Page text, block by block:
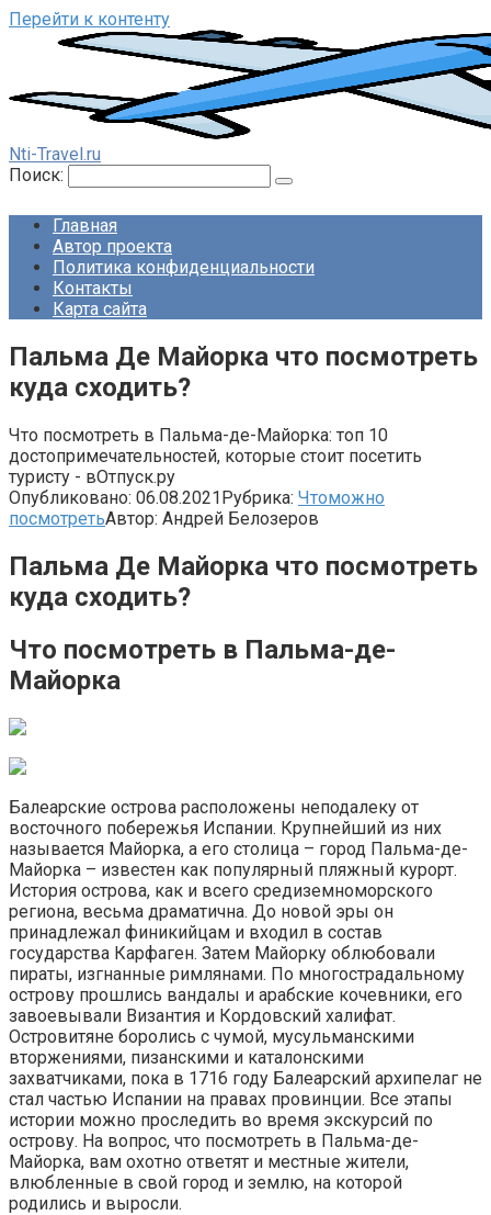
Перейти к контенту
Nti-Travel.ru
Поиск:
Главная
Автор проекта
Политика конфиденциальности
Контакты
Карта сайта
Пальма Де Майорка что посмотреть
куда сходить?
Что посмотреть в Пальма-де-Майорка: топ 10
достопримечательностей, которые стоит посетить
туристу - вОтпуск.ру
Опубликовано: 06.08.2021Рубрика: Чтоможно
посмотретьАвтор: Андрей Белозеров
Пальма Де Майорка что посмотреть
куда сходить?
Что посмотреть в Пальма-де-
Майорка
Балеарские острова расположены неподалеку от
восточного побережья Испании. Крупнейший из них
называется Майорка, а его столица – город Пальма-де-
Майорка – известен как популярный пляжный курорт.
История острова, как и всего средиземноморского
региона, весьма драматична. До новой эры он
принадлежал финикийцам и входил в состав
государства Карфаген. Затем Майорку облюбовали
пираты, изгнанные римлянами. По многострадальному
острову прошлись вандалы и арабские кочевники, его
завоевывали Византия и Кордовский халифат.
Островитяне боролись с чумой, мусульманскими
вторжениями, пизанскими и каталонскими
захватчиками, пока в 1716 году Балеарский архипелаг не
стал частью Испании на правах провинции. Все этапы
истории можно проследить во время экскурсий по
острову. На вопрос, что посмотреть в Пальма-де-
Майорка, вам охотно ответят и местные жители,
влюбленные в свой город и землю, на которой
родились и выросли.